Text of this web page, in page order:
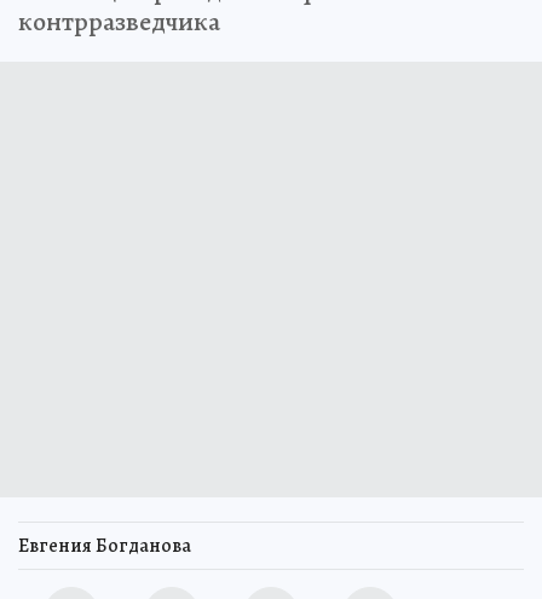
контрразведчика
Евгения Богданова